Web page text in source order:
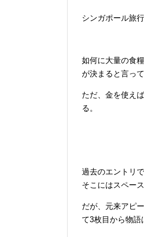
シンガポール旅
如何に大量の食
が決まると言っ
ただ、金を使え
る。
過去のエントリ
そこにはスペー
だが、元来アピ
て3枚目から物語